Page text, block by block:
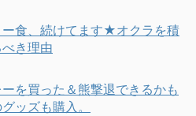
ー食、続けてます★オクラを積
き理由
を買った＆熊撃退できるかも
ッズも購入。